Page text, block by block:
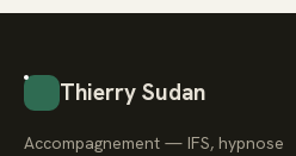
Thierry Sudan
Accompagnement — IFS, hypnose